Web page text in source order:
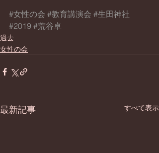
#女性の会 #教育講演会 #生田神社
#2019 #荒谷卓
過去
女性の会
最新記事 すべて表示